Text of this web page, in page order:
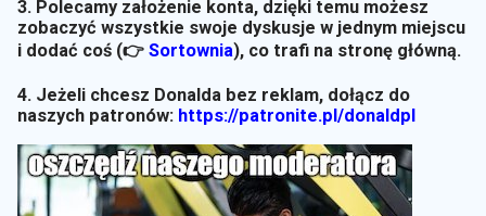
3. Polecamy założenie konta, dzięki temu możesz
zobaczyć wszystkie swoje dyskusje w jednym miejscu
i dodać coś (👉 Sortownia), co trafi na stronę główną.
4. Jeżeli chcesz Donalda bez reklam, dołącz do
naszych patronów: https://patronite.pl/donaldpl